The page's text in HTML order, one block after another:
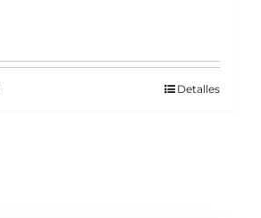
Detalles